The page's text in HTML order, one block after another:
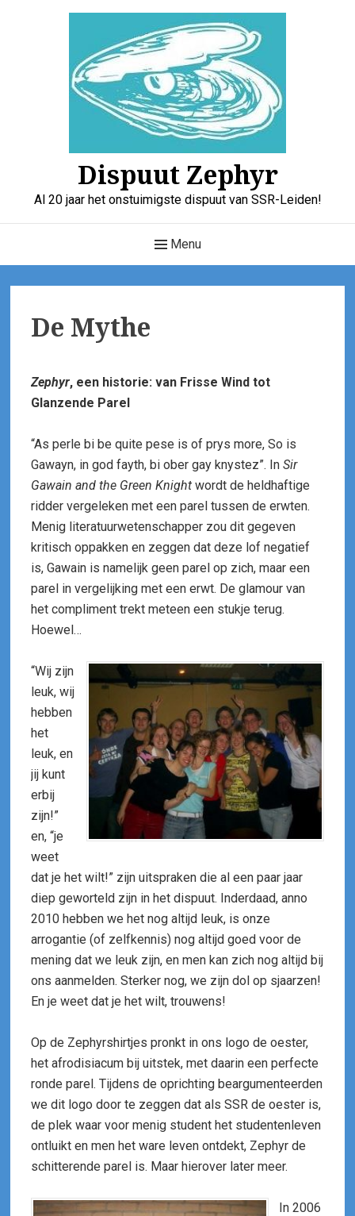
Dispuut Zephyr
Al 20 jaar het onstuimigste dispuut van SSR-Leiden!
Navigation
Menu
De Mythe
Zephyr, een historie: van Frisse Wind tot
Glanzende Parel
“As perle bi be quite pese is of prys more, So is
Gawayn, in god fayth, bi ober gay knystez”. In Sir
Gawain and the Green Knight wordt de heldhaftige
ridder vergeleken met een parel tussen de erwten.
Menig literatuurwetenschapper zou dit gegeven
kritisch oppakken en zeggen dat deze lof negatief
is, Gawain is namelijk geen parel op zich, maar een
parel in vergelijking met een erwt. De glamour van
het compliment trekt meteen een stukje terug.
Hoewel…
“Wij zijn
leuk, wij
hebben
het
leuk, en
jij kunt
erbij
zijn!”
en, “je
weet
dat je het wilt!” zijn uitspraken die al een paar jaar
diep geworteld zijn in het dispuut. Inderdaad, anno
2010 hebben we het nog altijd leuk, is onze
arrogantie (of zelfkennis) nog altijd goed voor de
mening dat we leuk zijn, en men kan zich nog altijd bij
ons aanmelden. Sterker nog, we zijn dol op sjaarzen!
En je weet dat je het wilt, trouwens!
Op de Zephyrshirtjes pronkt in ons logo de oester,
het afrodisiacum bij uitstek, met daarin een perfecte
ronde parel. Tijdens de oprichting beargumenteerden
we dit logo door te zeggen dat als SSR de oester is,
de plek waar voor menig student het studentenleven
ontluikt en men het ware leven ontdekt, Zephyr de
schitterende parel is. Maar hierover later meer.
In 2006